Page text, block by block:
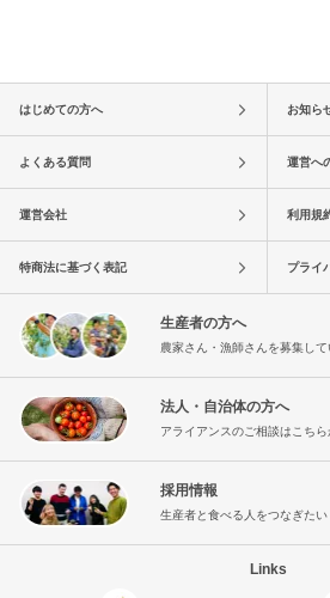
はじめての方へ お知ら
よくある質問 運営へ
運営会社 利用規
特商法に基づく表記 プライ
生産者の方へ
農家さん・漁師さんを募集して
法人・自治体の方へ
アライアンスのご相談はこちら
採用情報
生産者と食べる人をつなぎたい
Links